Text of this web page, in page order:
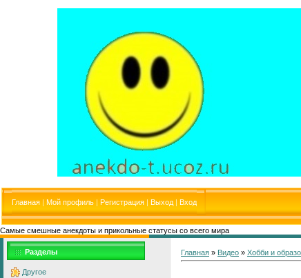
Главная | Мой профиль | Регистрация | Выход | Вход
Самые смешные анекдоты и прикольные статусы со всего мира
Разделы
Другое
Главная » Видео » Хобби и